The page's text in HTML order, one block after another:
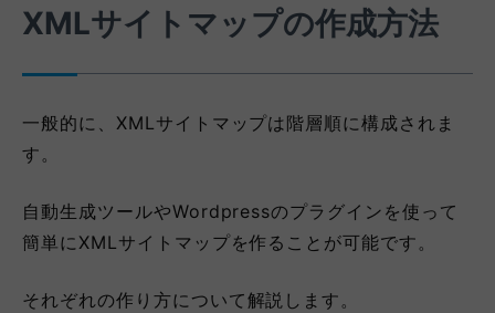
XMLサイトマップの作成方法
一般的に、XMLサイトマップは階層順に構成されま
す。
自動生成ツールやWordpressのプラグインを使って
簡単にXMLサイトマップを作ることが可能です。
それぞれの作り方について解説します。